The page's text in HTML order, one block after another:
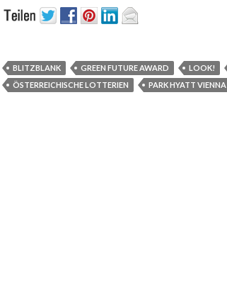
BLITZBLANK GREEN FUTURE AWARD LOOK!
ÖSTERREICHISCHE LOTTERIEN
PARK HYATT VIENNA